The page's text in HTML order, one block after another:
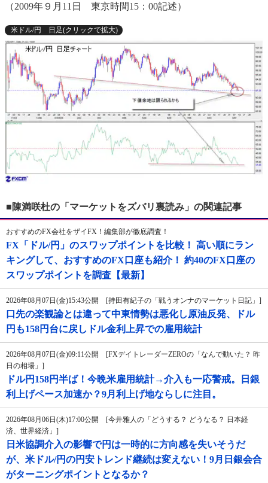
（2009年９月11日 東京時間15：00記述）
米ドル/円 日足(クリックで拡大)
■陳満咲杜の「マーケットをズバリ裏読み」の関連記事
おすすめのFX会社をザイFX！編集部が徹底調査！
FX「ドル/円」のスワップポイントを比較！ 高い順にラン
キングして、おすすめのFX口座も紹介！ 約40のFX口座の
スワップポイントを調査【最新】
2026年08月07日(金)15:43公開 [持田有紀子の「戦うオンナのマーケット日記」]
口先の楽観論とは違って中東情勢は悪化し原油反発、ドル
円も158円台に戻しドル金利上昇での雇用統計
2026年08月07日(金)09:11公開 [FXデイトレーダーZEROの「なんで動いた？ 昨
日の相場」]
ドル円158円半ば！今晩米雇用統計→介入も一応警戒。日銀
利上げペース加速か？9月利上げ地ならしに注目。
2026年08月06日(木)17:00公開 [今井雅人の「どうする？ どうなる？ 日本経
済、世界経済」]
日米協調介入の影響で円は一時的に方向感を失いそうだ
が、米ドル/円の円安トレンド継続は変えない！9月日銀会合
がターニングポイントとなるか？